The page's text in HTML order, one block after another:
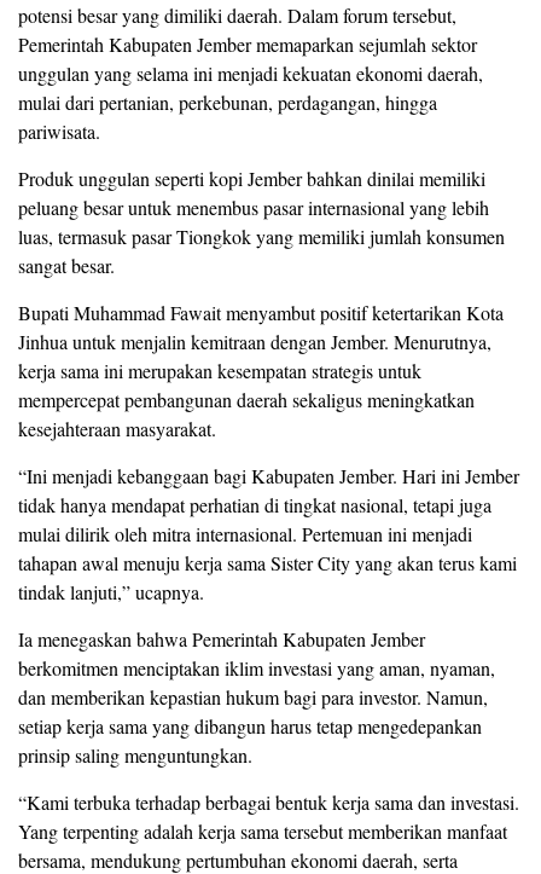
potensi besar yang dimiliki daerah. Dalam forum tersebut,
Pemerintah Kabupaten Jember memaparkan sejumlah sektor
unggulan yang selama ini menjadi kekuatan ekonomi daerah,
mulai dari pertanian, perkebunan, perdagangan, hingga
pariwisata.
Produk unggulan seperti kopi Jember bahkan dinilai memiliki
peluang besar untuk menembus pasar internasional yang lebih
luas, termasuk pasar Tiongkok yang memiliki jumlah konsumen
sangat besar.
Bupati Muhammad Fawait menyambut positif ketertarikan Kota
Jinhua untuk menjalin kemitraan dengan Jember. Menurutnya,
kerja sama ini merupakan kesempatan strategis untuk
mempercepat pembangunan daerah sekaligus meningkatkan
kesejahteraan masyarakat.
“Ini menjadi kebanggaan bagi Kabupaten Jember. Hari ini Jember
tidak hanya mendapat perhatian di tingkat nasional, tetapi juga
mulai dilirik oleh mitra internasional. Pertemuan ini menjadi
tahapan awal menuju kerja sama Sister City yang akan terus kami
tindak lanjuti,” ucapnya.
Ia menegaskan bahwa Pemerintah Kabupaten Jember
berkomitmen menciptakan iklim investasi yang aman, nyaman,
dan memberikan kepastian hukum bagi para investor. Namun,
setiap kerja sama yang dibangun harus tetap mengedepankan
prinsip saling menguntungkan.
“Kami terbuka terhadap berbagai bentuk kerja sama dan investasi.
Yang terpenting adalah kerja sama tersebut memberikan manfaat
bersama, mendukung pertumbuhan ekonomi daerah, serta